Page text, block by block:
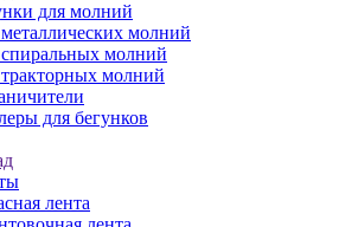
для молний
молний
молний
молний
для бегунков
лента